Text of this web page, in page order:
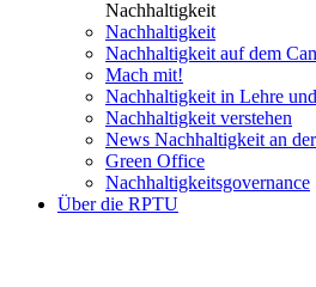
Nachhaltigkeit
Nachhaltigkeit
Nachhaltigkeit auf dem
Mach mit!
Nachhaltigkeit in Lehre
Nachhaltigkeit verstehen
News Nachhaltigkeit an
Green Office
Nachhaltigkeitsgovernance
Über die RPTU